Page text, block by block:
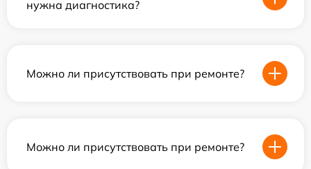
нужна диагностика?
Можно ли присутствовать при ремонте?
Можно ли присутствовать при ремонте?